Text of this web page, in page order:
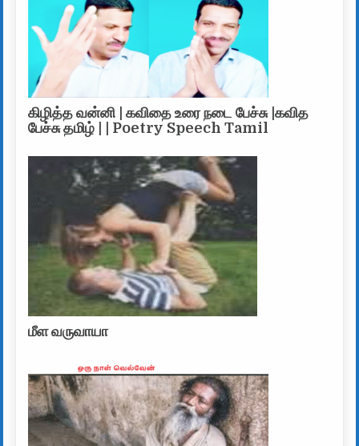
கிழித்த வன்னி | கவிதை உரை நடை பேச்சு |கவித
பேச்சு தமிழ் | | Poetry Speech Tamil
மீள வருவாயா